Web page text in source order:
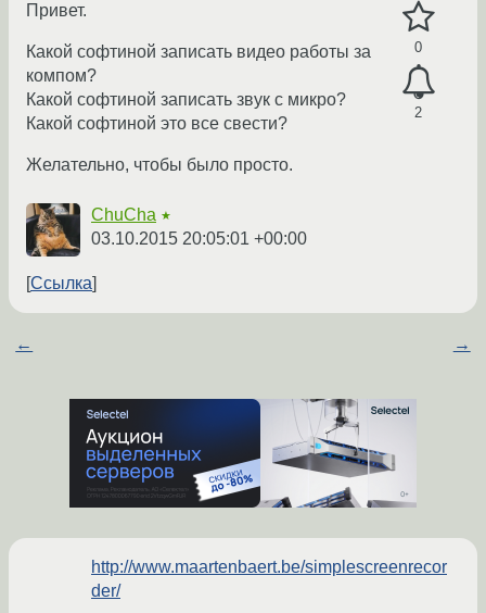
0
2
Привет.
Какой софтиной записать видео работы за
компом?
Какой софтиной записать звук с микро?
Какой софтиной это все свести?
Желательно, чтобы было просто.
ChuCha ★
03.10.2015 20:05:01 +00:00
Ссылка
← →
http://www.maartenbaert.be/simplescreenrecor
der/